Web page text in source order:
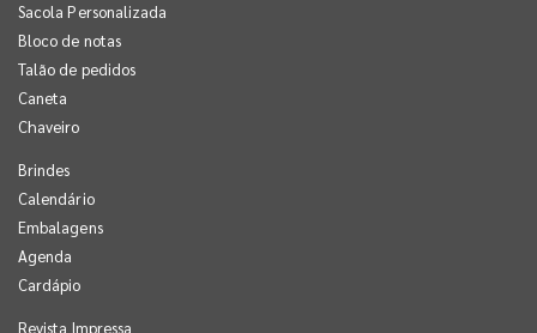
Sacola Personalizada
Bloco de notas
Talão de pedidos
Caneta
Chaveiro
Brindes
Calendário
Embalagens
Agenda
Cardápio
Revista Impressa